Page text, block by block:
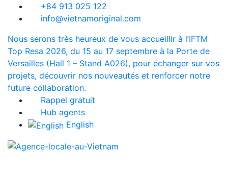
+84 913 025 122
info@vietnamoriginal.com
Nous serons très heureux de vous accueillir à l’IFTM
Top Resa 2026, du 15 au 17 septembre à la Porte de
Versailles (Hall 1 – Stand A026), pour échanger sur vos
projets, découvrir nos nouveautés et renforcer notre
future collaboration.
Rappel gratuit
Hub agents
English